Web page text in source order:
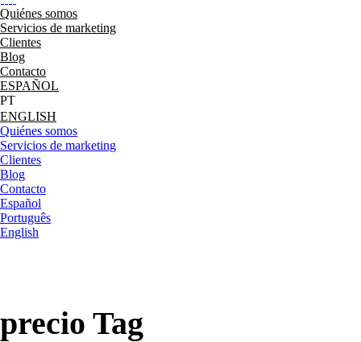
Quiénes somos
Servicios de marketing
Clientes
Blog
Contacto
ESPAÑOL
ENGLISH
Quiénes somos
Servicios de marketing
Clientes
Blog
Contacto
Español
Português
English
precio Tag